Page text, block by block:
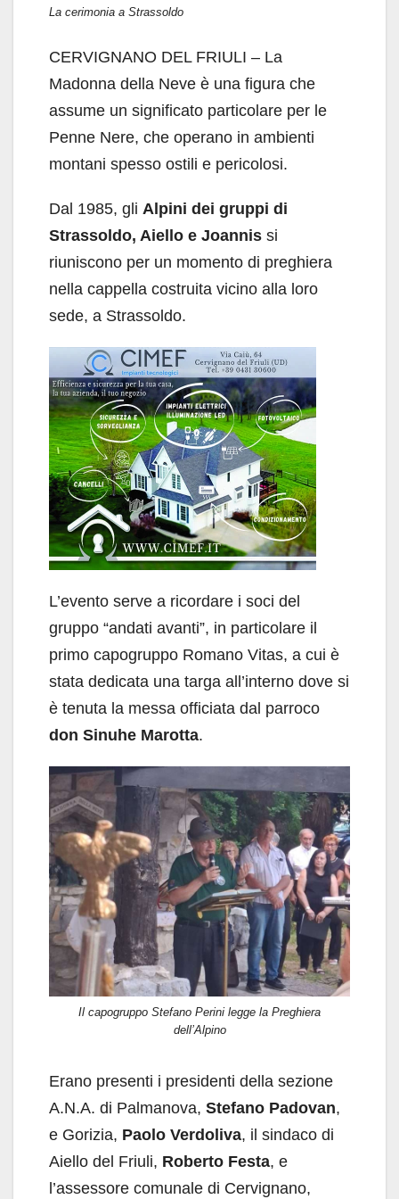
La cerimonia a Strassoldo
CERVIGNANO DEL FRIULI – La
Madonna della Neve è una figura che
assume un significato particolare per le
Penne Nere, che operano in ambienti
montani spesso ostili e pericolosi.
Dal 1985, gli Alpini dei gruppi di
Strassoldo, Aiello e Joannis si
riuniscono per un momento di preghiera
nella cappella costruita vicino alla loro
sede, a Strassoldo.
L’evento serve a ricordare i soci del
gruppo “andati avanti”, in particolare il
primo capogruppo Romano Vitas, a cui è
stata dedicata una targa all’interno dove si
è tenuta la messa officiata dal parroco
don Sinuhe Marotta.
Il capogruppo Stefano Perini legge la Preghiera
dell’Alpino
Erano presenti i presidenti della sezione
A.N.A. di Palmanova, Stefano Padovan,
e Gorizia, Paolo Verdoliva, il sindaco di
Aiello del Friuli, Roberto Festa, e
l’assessore comunale di Cervignano,